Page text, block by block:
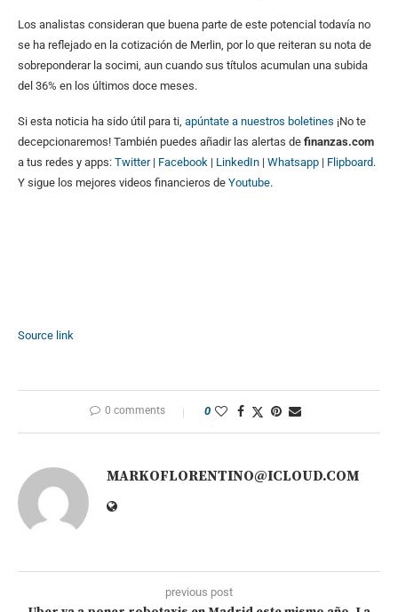
Los analistas consideran que buena parte de este potencial todavía no
se ha reflejado en la cotización de Merlin, por lo que reiteran su nota de
sobreponderar la socimi, aun cuando sus títulos acumulan una subida
del 36% en los últimos doce meses.
Si esta noticia ha sido útil para ti, apúntate a nuestros boletines ¡No te
decepcionaremos! También puedes añadir las alertas de finanzas.com
a tus redes y apps: Twitter| Facebook | LinkedIn | Whatsapp | Flipboard.
Y sigue los mejores videos financieros de Youtube.
Source link
0 comments 0
MARKOFLORENTINO@ICLOUD.COM
previous post